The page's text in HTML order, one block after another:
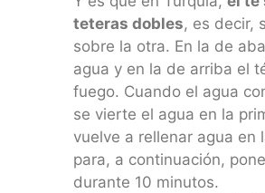
teteras dobles, es decir,
sobre la otra. En la de
agua y en la de arriba el
fuego. Cuando el agua
se vierte el agua en la
vuelve a rellenar agua en
para, a continuación,
durante 10 minutos.